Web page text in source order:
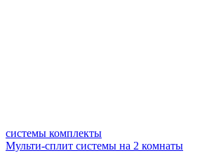
системы комплекты
Мульти-сплит системы на 2 комнаты